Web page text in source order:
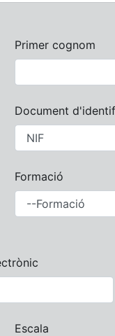
Primer cognom
Document
Formació
Escala